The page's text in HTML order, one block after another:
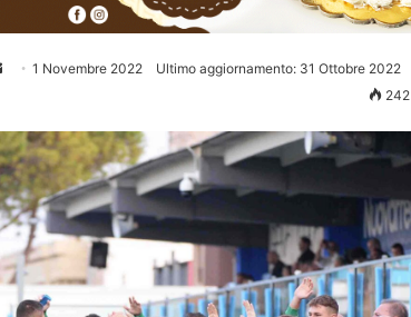
Invia 1 Novembre 2022
Ultimo aggiornamento: 31 Ottobre 2022
242